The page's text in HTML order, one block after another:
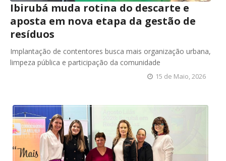
Ibirubá muda rotina do descarte e
aposta em nova etapa da gestão de
resíduos
Implantação de contentores busca mais organização urbana,
limpeza pública e participação da comunidade
15 de Maio, 2026